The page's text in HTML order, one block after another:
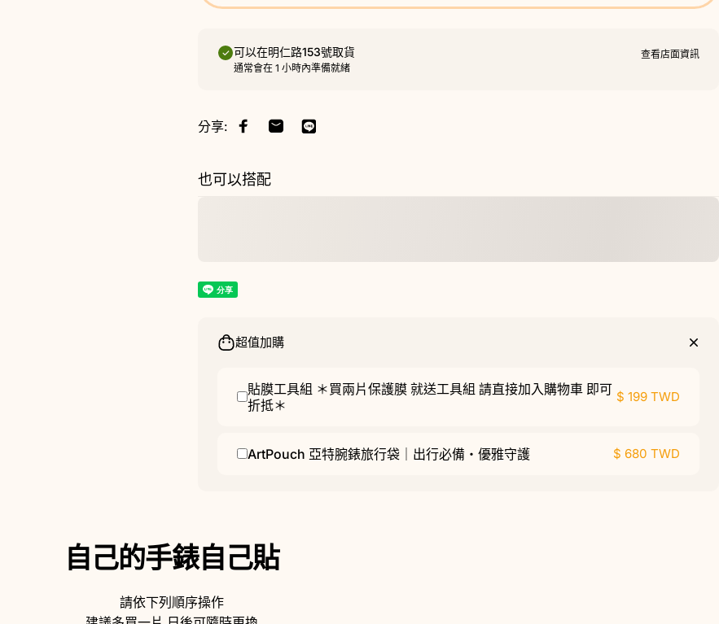
可以在明仁路153號取貨
通常會在 1 小時內準備就緒
查看店面資訊
分享:
分享至 Facebook
通過 Email 分享
也可以搭配
超值加購
貼膜工具組 ＊買兩片保護膜 就送工具組 請直接加入購物車 即可
折抵＊
$ 199 TWD
ArtPouch 亞特腕錶旅行袋｜出行必備・優雅守護 $ 680 TWD
自己的手錶自己貼
請依下列順序操作